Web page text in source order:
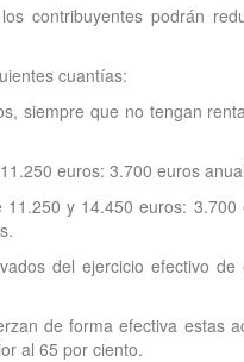
contribuyentes podrán
cuantías:
siempre que no tengan
euros: 3.700 euros
y 14.450 euros:
del ejercicio efectivo
de forma efectiva estas
al 65 por ciento.